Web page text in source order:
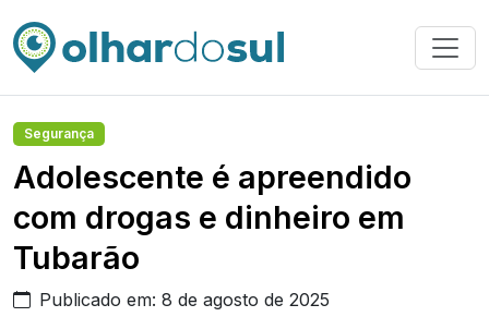
Segurança
Adolescente é apreendido
com drogas e dinheiro em
Tubarão
Publicado em: 8 de agosto de 2025